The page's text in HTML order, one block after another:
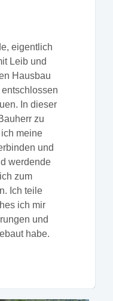
eigentlich
Leib und
Hausbau
In dieser
zu
meine
und
werdende
zum
Ich teile
ich mir
und
habe.